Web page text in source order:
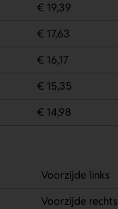
€ 19,39
€ 17,63
€ 16,17
€ 15,35
€ 14,98
Voorzijde links
Voorzijde rechts